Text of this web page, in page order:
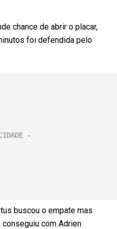
chance de abrir o placar,
foi defendida pelo
buscou o empate mas
com Adrien